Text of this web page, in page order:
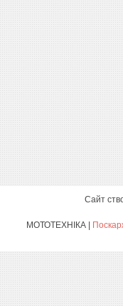
Сайт
МОТОТЕХНІКА |